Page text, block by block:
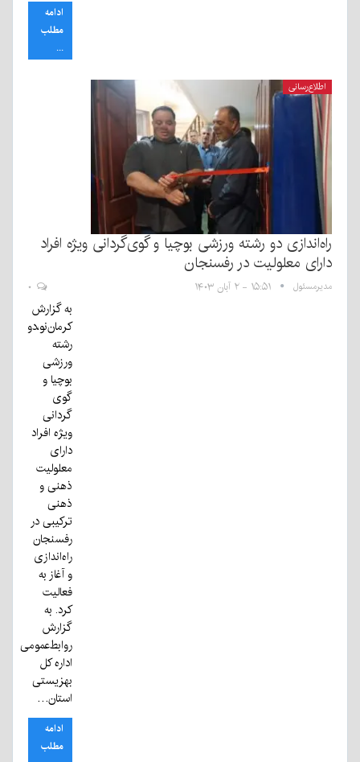
ادامه
مطلب
...
اطلاع‌رسانی
راه‌اندازی دو رشته ورزشی بوچیا و گوی‌گردانی ویژه افراد
دارای معلولیت در رفسنجان
مدیرمسئول ۱۵:۵۱ - ۲ آبان ۱۴۰۳
به گزارش
کرمان‌نو،‌دو
رشته
ورزشی
بوچیا و
گوی
گردانی
ویژه افراد
دارای
معلولیت
ذهنی و
ذهنی
ترکیبی در
رفسنجان
راه‌اندازی
و آغاز به
فعالیت
کرد. به
گزارش
روابط‌عمومی
اداره کل
بهزیستی
استان…
ادامه
مطلب